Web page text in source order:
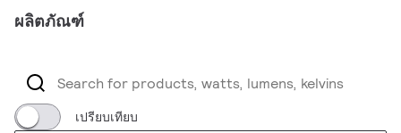
ผลิตภัณฑ์
เปรียบเทียบ